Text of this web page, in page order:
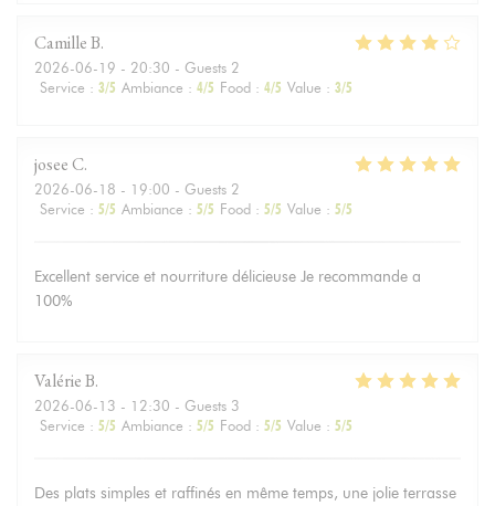
CamilleB
2026-06-19 - 20:30 - Guests 2
Service : 3/5 Ambiance : 4/5 Food : 4/5 Value : 3/5
joseeC
2026-06-18 - 19:00 - Guests 2
Service : 5/5 Ambiance : 5/5 Food : 5/5 Value : 5/5
Excellent service et nourriture délicieuse Je recommande a
100%
ValérieB
2026-06-13 - 12:30 - Guests 3
Service : 5/5 Ambiance : 5/5 Food : 5/5 Value : 5/5
Des plats simples et raffinés en même temps, une jolie terrasse